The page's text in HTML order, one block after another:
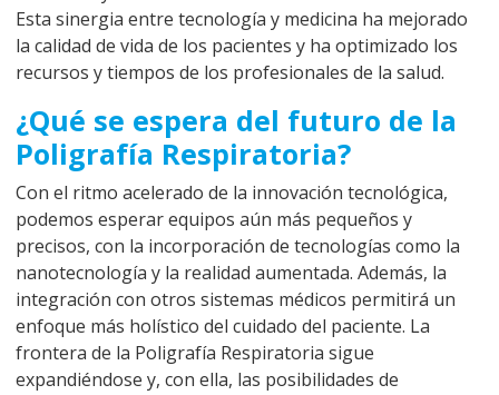
Esta sinergia entre tecnología y medicina ha mejorado
la calidad de vida de los pacientes y ha optimizado los
recursos y tiempos de los profesionales de la salud.
¿Qué se espera del futuro de la
Poligrafía Respiratoria?
Con el ritmo acelerado de la innovación tecnológica,
podemos esperar equipos aún más pequeños y
precisos, con la incorporación de tecnologías como la
nanotecnología y la realidad aumentada. Además, la
integración con otros sistemas médicos permitirá un
enfoque más holístico del cuidado del paciente. La
frontera de la Poligrafía Respiratoria sigue
expandiéndose y, con ella, las posibilidades de